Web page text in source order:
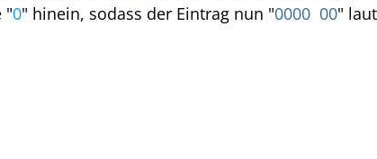
"0" hinein, sodass der Eintrag nun "0000 00"